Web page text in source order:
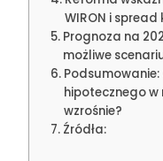
WIRON i
Prognoza na
możliwe
hipotecznego
wzrośnie?
Źródła: